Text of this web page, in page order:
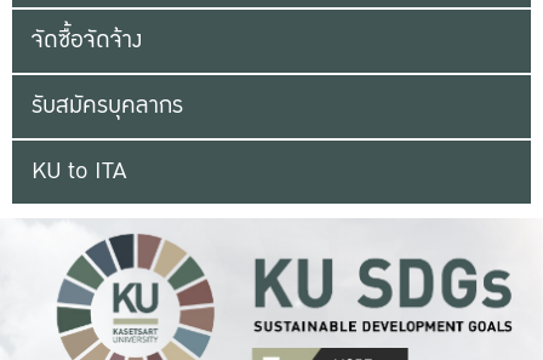
จัดซื้อจัดจ้าง
รับสมัครบุคลากร
KU to ITA